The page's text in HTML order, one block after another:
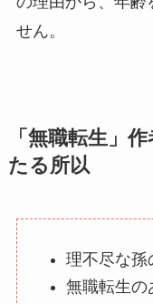
せん。
「無職転生」
たる所以
理不尽な孫
無職転生の